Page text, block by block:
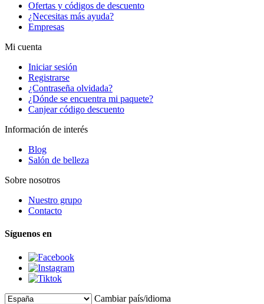
Ofertas y códigos de descuento
¿Necesitas más ayuda?
Empresas
Mi cuenta
Iniciar sesión
Registrarse
¿Contraseña olvidada?
¿Dónde se encuentra mi paquete?
Canjear código descuento
Información de interés
Blog
Salón de belleza
Sobre nosotros
Nuestro grupo
Contacto
Síguenos en
Cambiar país/idioma